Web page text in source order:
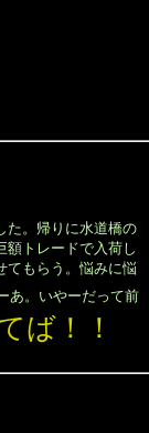
た。帰りに水道橋の
額トレードで入荷し
てもらう。悩みに悩
あ。いやーだって前
ば！！